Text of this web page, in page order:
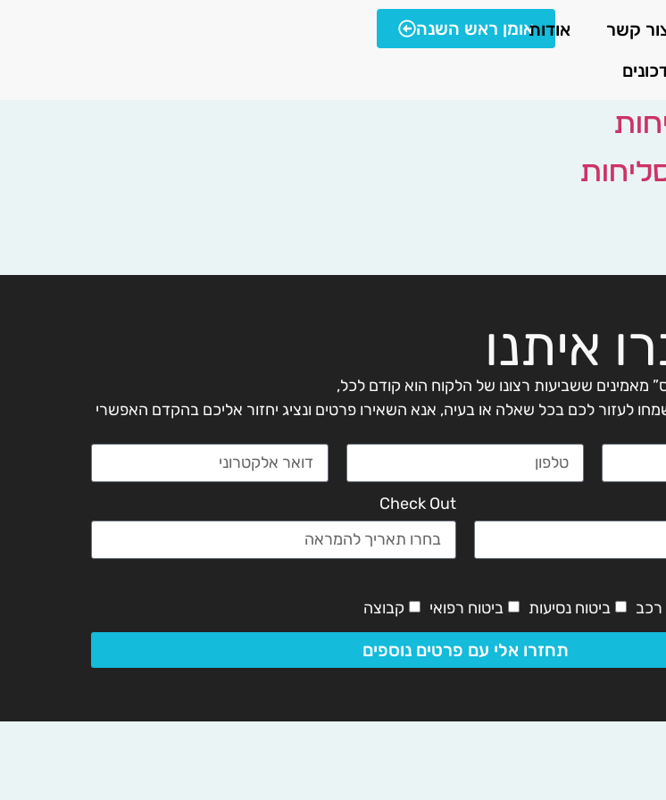
קשר
אודותאומן ראש השנה
איתנו
מאמינים ששביעות רצונו של הלקוח הוא קודם לכל,
לעזור לכם בכל שאלה או בעיה, אנא השאירו פרטים ונציג יחזור אליכם בהקדם האפשרי
Check Out
ביטוח נסיעות ביטוח רפואי קבוצה
תחזרו אלי עם פרטים נוספים